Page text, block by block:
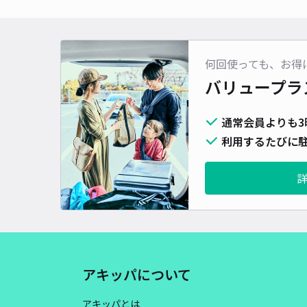
何回使っても、お得
バリュープ
通常会員よりも
利用するたびに
アキッパについて
アキッパとは